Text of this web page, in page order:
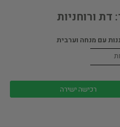
ורוחניות
עם מנחה וערבית
רכישה ישירה